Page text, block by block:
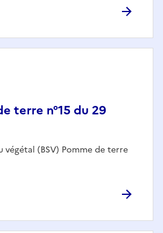
terre n°15 du 29
végétal (BSV) Pomme de terre